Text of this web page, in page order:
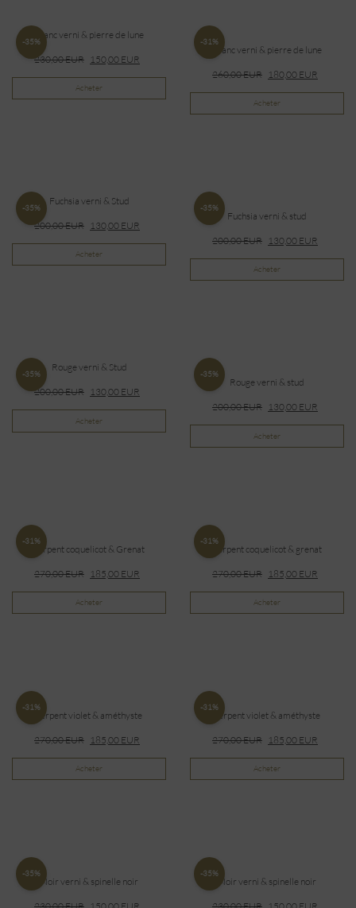
-35%
Blanc verni & pierre de lune
230,00EUR 150,00 EUR
Acheter
-31%
Blanc verni & pierre de lune
260,00EUR 180,00 EUR
Acheter
-35%
Fuchsia verni & Stud
200,00EUR 130,00 EUR
Acheter
-35%
Fuchsia verni & stud
200,00EUR 130,00 EUR
Acheter
-35%
Rouge verni & Stud
200,00EUR 130,00 EUR
Acheter
-35%
Rouge verni & stud
200,00EUR 130,00 EUR
Acheter
-31%
Serpent coquelicot & Grenat
270,00EUR 185,00 EUR
Acheter
-31%
Serpent coquelicot & grenat
270,00EUR 185,00 EUR
Acheter
-31%
Serpent violet & améthyste
270,00EUR 185,00 EUR
Acheter
-31%
Serpent violet & améthyste
270,00EUR 185,00 EUR
Acheter
-35%
Noir verni & spinelle noir
-35%
Noir verni & spinelle noir